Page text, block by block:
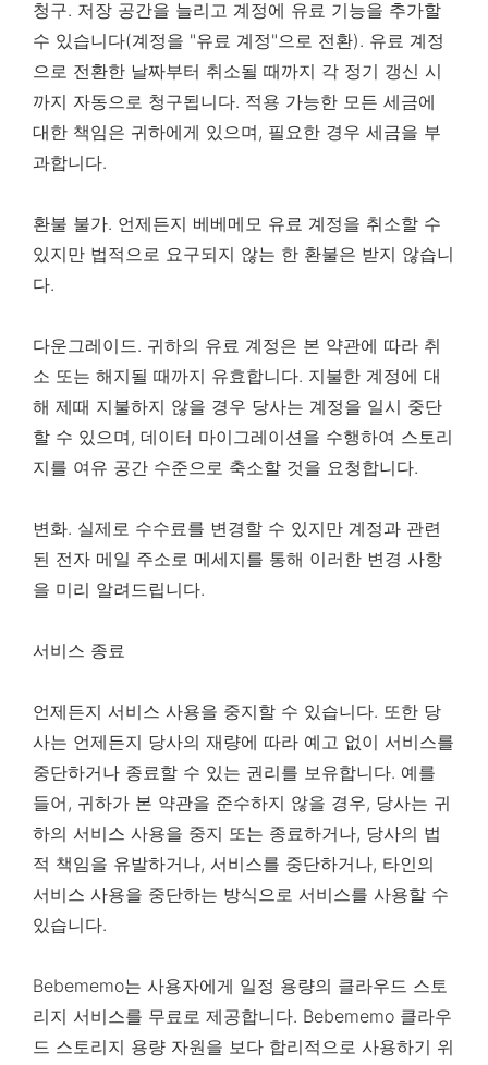
청구. 저장 공간을 늘리고 계정에 유료 기능을 추가할
수 있습니다(계정을 "유료 계정"으로 전환). 유료 계정
으로 전환한 날짜부터 취소될 때까지 각 정기 갱신 시
까지 자동으로 청구됩니다. 적용 가능한 모든 세금에
대한 책임은 귀하에게 있으며, 필요한 경우 세금을 부
과합니다.
환불 불가. 언제든지 베베메모 유료 계정을 취소할 수
있지만 법적으로 요구되지 않는 한 환불은 받지 않습니
다.
다운그레이드. 귀하의 유료 계정은 본 약관에 따라 취
소 또는 해지될 때까지 유효합니다. 지불한 계정에 대
해 제때 지불하지 않을 경우 당사는 계정을 일시 중단
할 수 있으며, 데이터 마이그레이션을 수행하여 스토리
지를 여유 공간 수준으로 축소할 것을 요청합니다.
변화. 실제로 수수료를 변경할 수 있지만 계정과 관련
된 전자 메일 주소로 메세지를 통해 이러한 변경 사항
을 미리 알려드립니다.
서비스 종료
언제든지 서비스 사용을 중지할 수 있습니다. 또한 당
사는 언제든지 당사의 재량에 따라 예고 없이 서비스를
중단하거나 종료할 수 있는 권리를 보유합니다. 예를
들어, 귀하가 본 약관을 준수하지 않을 경우, 당사는 귀
하의 서비스 사용을 중지 또는 종료하거나, 당사의 법
적 책임을 유발하거나, 서비스를 중단하거나, 타인의
서비스 사용을 중단하는 방식으로 서비스를 사용할 수
있습니다.
Bebememo는 사용자에게 일정 용량의 클라우드 스토
리지 서비스를 무료로 제공합니다. Bebememo 클라우
드 스토리지 용량 자원을 보다 합리적으로 사용하기 위